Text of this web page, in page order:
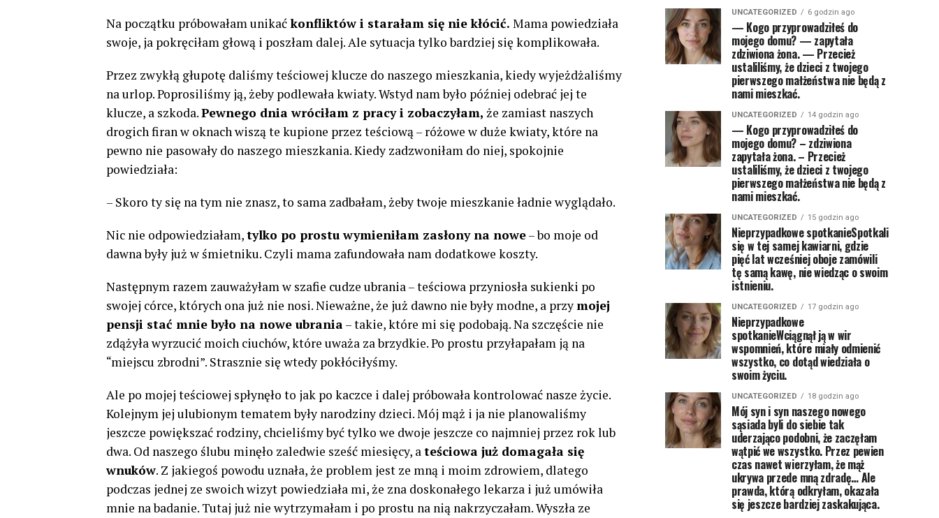
Na początku próbowałam unikaćkonfliktów i starałam się nie kłócić. Mama powiedziała
swoje, ja pokręciłam głową i poszłam dalej. Ale sytuacja tylko bardziej się komplikowała.
Przez zwykłą głupotę daliśmy teściowej klucze do naszego mieszkania, kiedy wyjeżdżaliśmy
na urlop. Poprosiliśmy ją, żeby podlewała kwiaty. Wstyd nam było później odebrać jej te
klucze, a szkoda.Pewnego dnia wróciłam z pracy i zobaczyłam, że zamiast naszych
drogich firan w oknach wiszą te kupione przez teściową – różowe w duże kwiaty, które na
pewno nie pasowały do ​​naszego mieszkania. Kiedy zadzwoniłam do niej, spokojnie
powiedziała:
– Skoro ty się na tym nie znasz, to sama zadbałam, żeby twoje mieszkanie ładnie wyglądało.
Nic nie odpowiedziałam,tylko po prostu wymieniłam zasłony na nowe– bo moje od
dawna były już w śmietniku. Czyli mama zafundowała nam dodatkowe koszty.
Następnym razem zauważyłam w szafie cudze ubrania – teściowa przyniosła sukienki po
swojej córce, których ona już nie nosi. Nieważne, że już dawno nie były modne, a przymojej
pensji stać mnie było na nowe ubrania– takie, które mi się podobają. Na szczęście nie
zdążyła wyrzucić moich ciuchów, które uważa za brzydkie. Po prostu przyłapałam ją na
“miejscu zbrodni”. Strasznie się wtedy pokłóciłyśmy.
Ale po mojej teściowej spłynęło to jak po kaczce i dalej próbowała kontrolować nasze życie.
Kolejnym jej ulubionym tematem były narodziny dzieci. Mój mąż i ja nie planowaliśmy
jeszcze powiększać rodziny, chcieliśmy być tylko we dwoje jeszcze co najmniej przez rok lub
dwa. Od naszego ślubu minęło zaledwie sześć miesięcy, ateściowa już domagała się
wnuków. Z jakiegoś powodu uznała, że problem jest ze mną i moim zdrowiem, dlatego
podczas jednej ze swoich wizyt powiedziała mi, że zna doskonałego lekarza i już umówiła
mnie na badanie. Tutaj już nie wytrzymałam i po prostu na nią nakrzyczałam. Wyszła ze
UNCATEGORIZED 6 godzin ago
— Kogo przyprowadziłeś do
mojego domu? — zapytała
zdziwiona żona. — Przecież
ustaliliśmy, że dzieci z twojego
pierwszego małżeństwa nie będą z
nami mieszkać.
UNCATEGORIZED 14 godzin ago
— Kogo przyprowadziłeś do
mojego domu? – zdziwiona
zapytała żona. – Przecież
ustaliliśmy, że dzieci z twojego
pierwszego małżeństwa nie będą z
nami mieszkać.
UNCATEGORIZED 15 godzin ago
Nieprzypadkowe spotkanieSpotkali
się w tej samej kawiarni, gdzie
pięć lat wcześniej oboje zamówili
tę samą kawę, nie wiedząc o swoim
istnieniu.
UNCATEGORIZED 17 godzin ago
Nieprzypadkowe
spotkanieWciągnął ją w wir
wspomnień, które miały odmienić
wszystko, co dotąd wiedziała o
swoim życiu.
UNCATEGORIZED 18 godzin ago
Mój syn i syn naszego nowego
sąsiada byli do siebie tak
uderzająco podobni, że zaczęłam
wątpić we wszystko. Przez pewien
czas nawet wierzyłam, że mąż
ukrywa przede mną zdradę… Ale
prawda, którą odkryłam, okazała
się jeszcze bardziej zaskakująca.